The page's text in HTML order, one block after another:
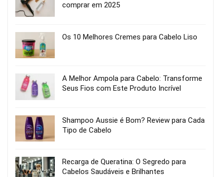
comprar em 2025
Os 10 Melhores Cremes para Cabelo Liso
A Melhor Ampola para Cabelo: Transforme
Seus Fios com Este Produto Incrível
Shampoo Aussie é Bom? Review para Cada
Tipo de Cabelo
Recarga de Queratina: O Segredo para
Cabelos Saudáveis e Brilhantes